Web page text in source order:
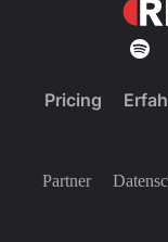
Pricing
Partner